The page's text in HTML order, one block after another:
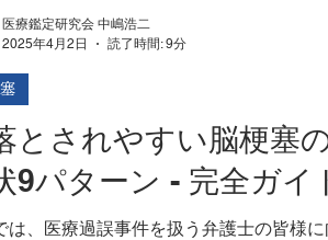
とされやすい脳梗塞
9パターン - 完全ガイ
は、医療過誤事件を扱う弁護士の皆様に
医療鑑定研究会 中嶋浩二
2025年4月2日
読了時間: 9分